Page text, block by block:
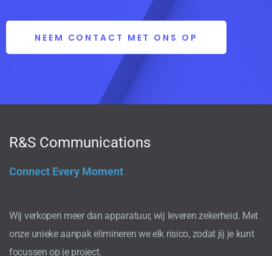
NEEM CONTACT MET ONS OP
R&S Communications
Connect Every Moment
Wij verkopen meer dan apparatuur, wij leveren zekerheid. Met
onze unieke aanpak elimineren we elk risico, zodat jij je kunt
focussen op je project.